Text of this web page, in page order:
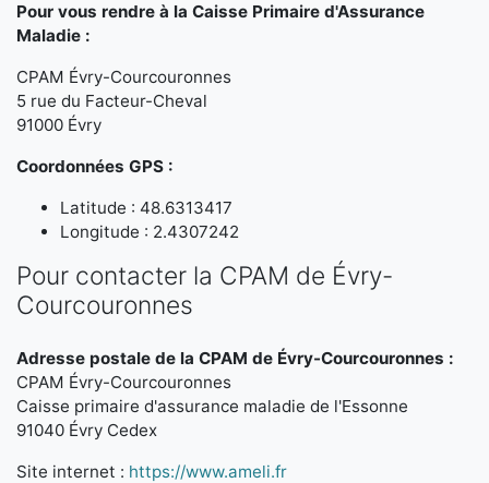
Pour vous rendre à la Caisse Primaire d'Assurance
Maladie :
CPAM Évry-Courcouronnes
5 rue du Facteur-Cheval
91000 Évry
Coordonnées GPS :
Latitude : 48.6313417
Longitude : 2.4307242
Pour contacter la CPAM de Évry-
Courcouronnes
Adresse postale de la CPAM de Évry-Courcouronnes :
CPAM Évry-Courcouronnes
Caisse primaire d'assurance maladie de l'Essonne
91040 Évry Cedex
Site internet : https://www.ameli.fr